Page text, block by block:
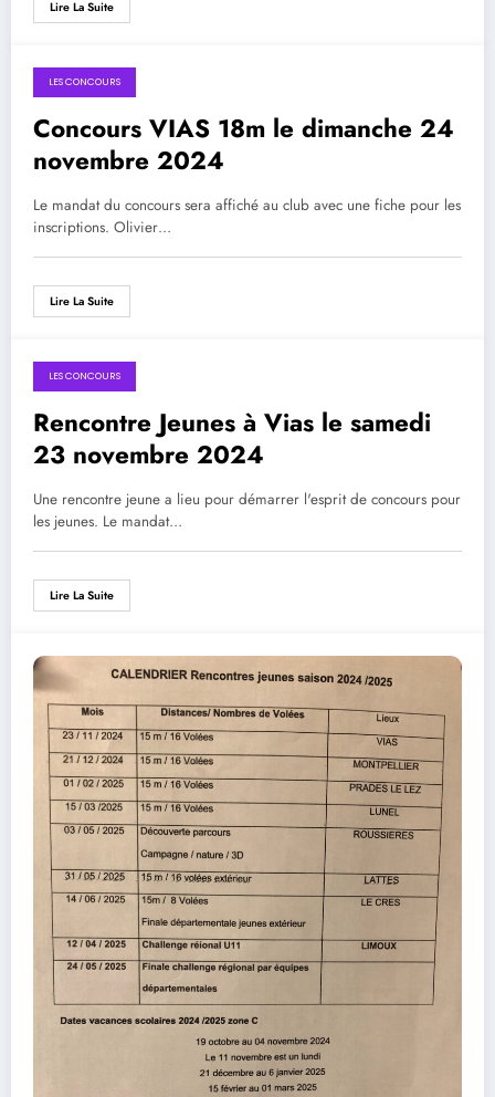
Lire La Suite
LES CONCOURS
Concours VIAS 18m le dimanche 24
novembre 2024
Le mandat du concours sera affiché au club avec une fiche pour les
inscriptions. Olivier…
Lire La Suite
LES CONCOURS
Rencontre Jeunes à Vias le samedi
23 novembre 2024
Une rencontre jeune a lieu pour démarrer l'esprit de concours pour
les jeunes. Le mandat…
Lire La Suite